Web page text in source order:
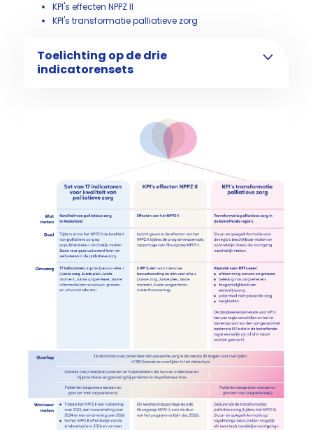
KPI's effecten NPPZ II
KPI's transformatie palliatieve zorg
Toelichting op de drie
indicatorensets